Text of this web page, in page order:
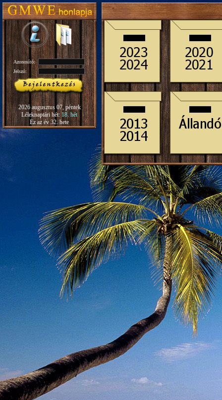
Azonosító:
Jelszó:
2026 augusztus 07, péntek
Léleknaptári hét:18. hét
Ez az év 32. hete